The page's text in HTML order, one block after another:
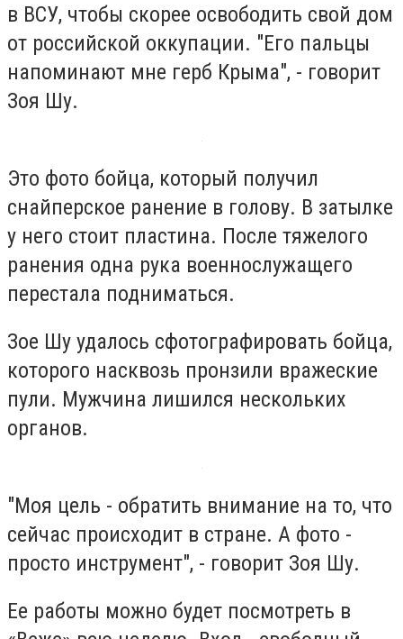
в ВСУ, чтобы скорее освободить свой дом
от российской оккупации. "Его пальцы
напоминают мне герб Крыма", - говорит
Зоя Шу.
Это фото бойца, который получил
снайперское ранение в голову. В затылке
у него стоит пластина. После тяжелого
ранения одна рука военнослужащего
перестала подниматься.
Зое Шу удалось сфотографировать бойца,
которого насквозь пронзили вражеские
пули. Мужчина лишился нескольких
органов.
"Моя цель - обратить внимание на то, что
сейчас происходит в стране. А фото -
просто инструмент", - говорит Зоя Шу.
Ее работы можно будет посмотреть в